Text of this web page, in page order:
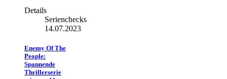
Details
Serienchecks
14.07.2023
Enemy Of The
People:
Spannende
Thrillerserie